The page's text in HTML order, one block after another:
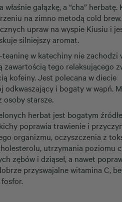
gałązkę, a “cha” herbatę.
na zimno metodą cold
upraw na wyspie Kiusiu i
silniejszy aromat.
w katechiny nie zachodzi
zawartością tego relaksującego
kofeiny. Jest polecana w diecie
i bogaty w wapń.
osoby starsze.
herbat jest bogatym
poprawia trawienie i
organizmu, oczyszczenia z
utrzymania poziomu
zębów i dziąseł, a nawet
przyswajalne witamina C,